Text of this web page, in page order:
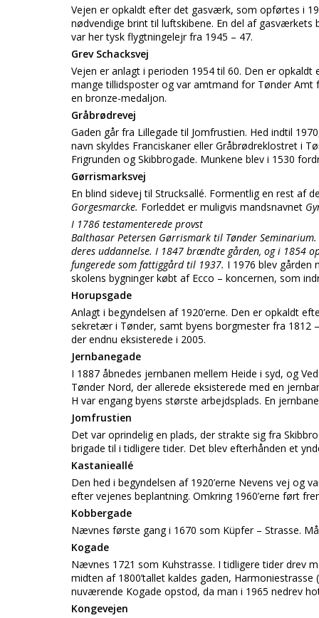
Vejen er opkaldt efter det gasværk, som opførtes i
nødvendige brint til luftskibene. En del af
var her tysk flygtningelejr fra 1945 – 47.
Grev Schacksvej
Vejen er anlagt i perioden 1954 til 60. Den er
mange tillidsposter og var amtmand for Tønder
en bronze-medaljon.
Gråbrødrevej
Gaden går fra Lillegade til Jomfrustien. Hed indtil
navn skyldes Franciskaner eller Gråbrødreklostret i
Frigrunden og Skibbrogade. Munkene blev i 1530
Gørrismarksvej
En blind sidevej til Strucksallé. Formentlig en rest
Gorgesmarcke. Forleddet er muligvis mandsnavnet
I 1786 testamenterede provst
Balthasar Petersen Gørrismark til Tønder
deres uddannelse. I 1847 brændte gården, og i 1854
fungerede som fattiggård til 1937. I 1976 blev gården
skolens bygninger købt af Ecco – koncernen, som
Horupsgade
Anlagt i begyndelsen af 1920’erne. Den er opkaldt
sekretær i Tønder, samt byens borgmester fra 1812
der endnu eksisterede i 2005.
Jernbanegade
I 1887 åbnedes jernbanen mellem Heide i syd, og
Tønder Nord, der allerede eksisterede med en
H var engang byens største arbejdsplads. En
Jomfrustien
Det var oprindelig en plads, der strakte sig fra
brigade til i tidligere tider. Det blev efterhånden et
Kastanieallé
Den hed i begyndelsen af 1920’erne Nevens vej og
efter vejenes beplantning. Omkring 1960’erne ført
Kobbergade
Nævnes første gang i 1670 som Küpfer – Strasse.
Kogade
Nævnes 1721 som Kuhstrasse. I tidligere tider drev
midten af 1800’tallet kaldes gaden,
nuværende Kogade opstod, da man i 1965 nedrev
Kongevejen